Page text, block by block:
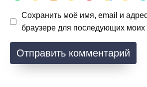
Сохранить моё имя, email и
браузере для последующих